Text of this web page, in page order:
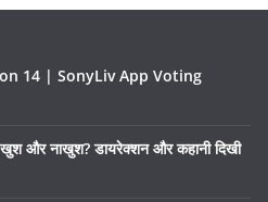
14 | SonyLiv App Voting
खुश और नाखुश? डायरेक्शन और कहानी दिखी